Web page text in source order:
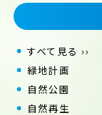
すべて見る ››
緑地計画
自然公園
自然再生